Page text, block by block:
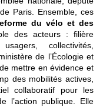
Paris. Ensemble, ces
du vélo et des
des acteurs : filière
collectivités,
de l’Écologie et
mettre en évidence et
des mobilités actives,
collaboratif pour les
l’action publique. Elle